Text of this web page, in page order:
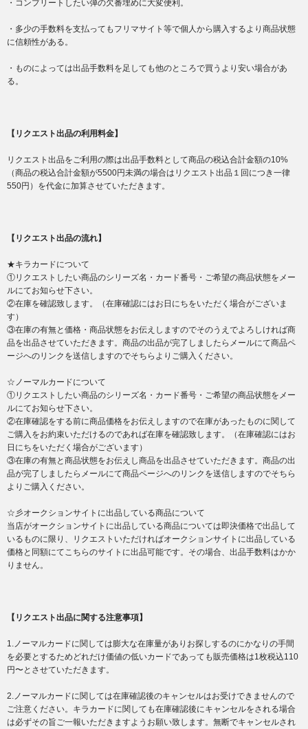
・コンプリートしたい弾の欠番埋めに大変便利。
・多少の手数料を支払ってもフリマサイト等で個人から購入するより商品状態
に信頼性がある。
・ものによっては出品手数料を足しても他のところで買うより安い場合があ
る。
【リクエスト出品の利用料金】
リクエスト出品をご利用の際は出品手数料として商品の税込合計金額の10%
（商品の税込合計金額が5500円未満の場合はリクエスト出品１回につき一律
550円）を代金に加算させていただきます。
【リクエスト出品の流れ】
★キラカードについて
①リクエストしたい商品のシリーズ名・カード番号・ご希望の商品状態をメー
ルにてお知らせ下さい。
②在庫を確認致します。（在庫確認にはお日にちをいただく場合がございま
す）
③在庫の有無と価格・商品状態をお伝えしますのでそのうえでよろしければ商
品を出品させていただきます。商品の出品が完了しましたらメールにて商品ペ
ージへのリンクを送信しますのでそちらよりご購入ください。
☆ノーマルカードについて
①リクエストしたい商品のシリーズ名・カード番号・ご希望の商品状態をメー
ルにてお知らせ下さい。
②在庫確認をする前に商品価格をお伝えしますので在庫があったものに関して
ご購入をお約束いただけるのであれば在庫を確認致します。（在庫確認にはお
日にちをいただく場合がございます）
③在庫の有無と商品状態をお伝えし商品を出品させていただきます。商品の出
品が完了しましたらメールにて商品ページへのリンクを送信しますのでそちら
よりご購入ください。
☆彡オークションサイトに出品している商品について
当店がオークションサイトに出品している商品については即決価格で出品して
いるものに限り、リクエストいただければオークションサイトに出品している
価格と同額にてこちらのサイトに出品可能です。その場合、出品手数料はかか
りません。
【リクエスト出品に関する注意事項】
1.ノーマルカードに関しては膨大な在庫量がありお探しするのにかなりの手間
を必要とするためどれだけ価値の低いカードであっても販売価格は1枚税込110
円〜とさせていただきます。
2.ノーマルカードに関しては在庫確認後のキャンセルはお受けできませんので
ご注意ください。キラカードに関しても在庫確認後にキャンセルをされる場合
は必ずその旨ご一報いただきますようお願い致します。無断でキャンセルされ